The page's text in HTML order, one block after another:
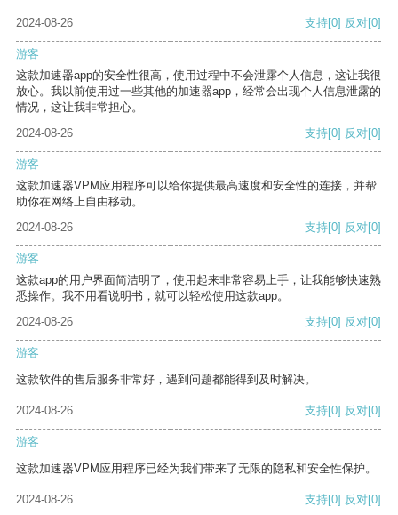
2024-08-26 支持[0] 反对[0]
游客
这款加速器app的安全性很高，使用过程中不会泄露个人信息，这让我很
放心。我以前使用过一些其他的加速器app，经常会出现个人信息泄露的
情况，这让我非常担心。
2024-08-26
支持[0] 反对[0]
游客
这款加速器VPM应用程序可以给你提供最高速度和安全性的连接，并帮
助你在网络上自由移动。
2024-08-26
支持[0] 反对[0]
游客
这款app的用户界面简洁明了，使用起来非常容易上手，让我能够快速熟
悉操作。我不用看说明书，就可以轻松使用这款app。
2024-08-26
支持[0] 反对[0]
游客
这款软件的售后服务非常好，遇到问题都能得到及时解决。
2024-08-26 支持[0] 反对[0]
游客
这款加速器VPM应用程序已经为我们带来了无限的隐私和安全性保护。
2024-08-26 支持[0] 反对[0]